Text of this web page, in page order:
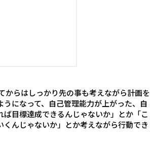
からはしっかり先の事も考えながら計画を
うになって、自己管理能力が上がった、自
ば目標達成できるんじゃないか」とか「こ
くんじゃないか」とか考えながら行動でき